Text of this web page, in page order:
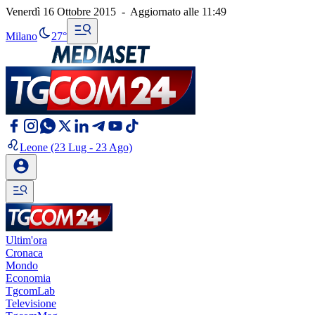
Venerdì 16 Ottobre 2015 - Aggiornato alle 11:49
Milano 27°
Leone (23 Lug - 23 Ago)
Ultim'ora
Cronaca
Mondo
Economia
TgcomLab
Televisione